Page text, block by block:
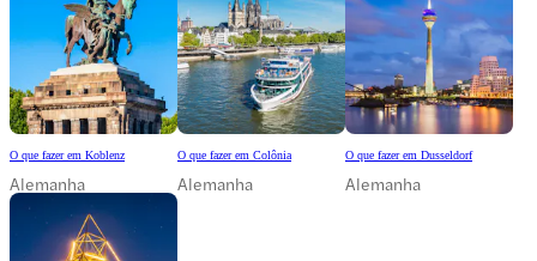
O que fazer em Koblenz
Alemanha
O que fazer em Colônia
Alemanha
O que fazer em Dusseldorf
Alemanha